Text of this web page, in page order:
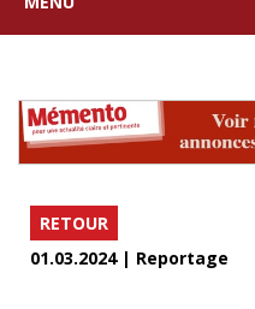
RETOUR
01.03.2024 | Reportage